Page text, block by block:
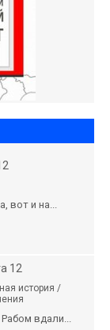
вот и на...
12
история /
вдали...